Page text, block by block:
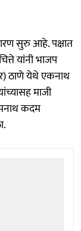
सुरु आहे. पक्षात
यांनी भाजप
ठाणे येथे एकनाथ
माजी
कदम